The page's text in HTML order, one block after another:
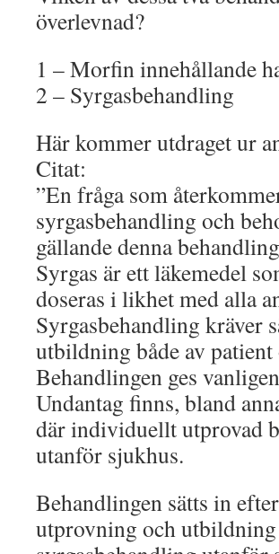
överlevnad?
1 – Morfin innehållande
2 – Syrgasbehandling
Här kommer utdraget ur
Citat:
”En fråga som
syrgasbehandling och
gällande denna
Syrgas är ett läkemedel
doseras i likhet med alla
Syrgasbehandling kräver
utbildning både av patient
Behandlingen ges
Undantag finns, bland
där individuellt utprovad
utanför sjukhus.
Behandlingen sätts in
utprovning och